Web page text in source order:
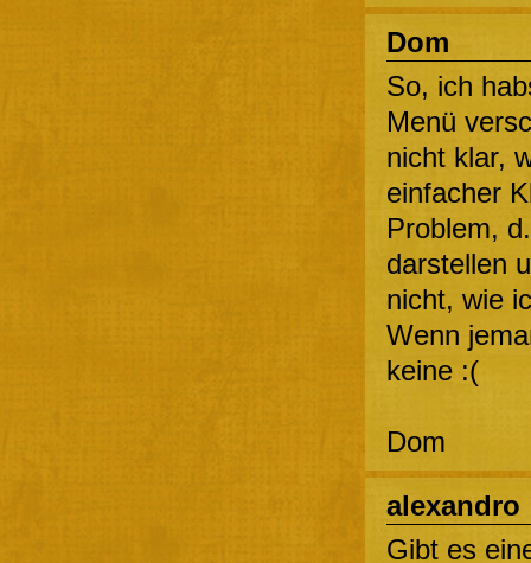
Dom
So, ich
Menü
nicht klar,
einfacher
Problem,
darstellen
nicht, wie
Wenn
keine :(
Dom
alexandro
Gibt es